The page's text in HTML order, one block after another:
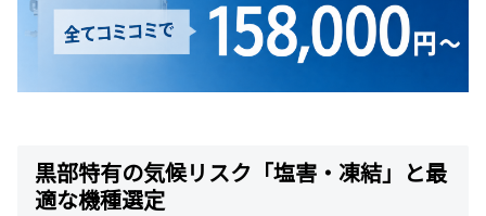
黒部特有の気候リスク「塩害・凍結」と最
適な機種選定